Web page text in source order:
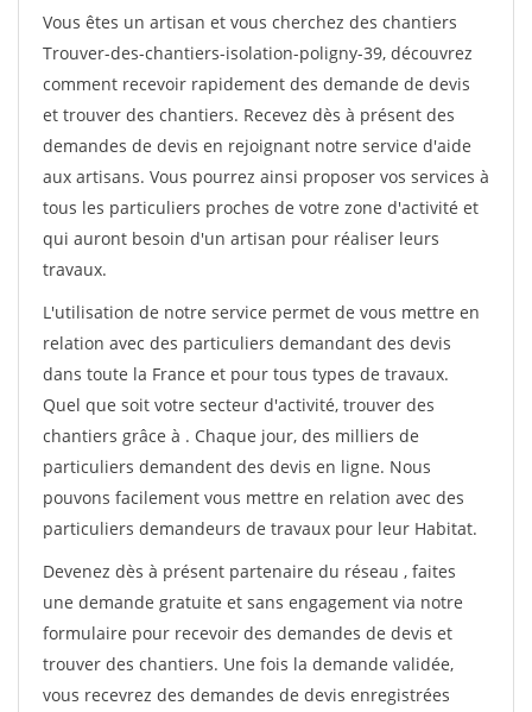
Vous êtes un artisan et vous cherchez des chantiers
Trouver-des-chantiers-isolation-poligny-39, découvrez
comment recevoir rapidement des demande de devis
et trouver des chantiers. Recevez dès à présent des
demandes de devis en rejoignant notre service d'aide
aux artisans. Vous pourrez ainsi proposer vos services à
tous les particuliers proches de votre zone d'activité et
qui auront besoin d'un artisan pour réaliser leurs
travaux.
L'utilisation de notre service permet de vous mettre en
relation avec des particuliers demandant des devis
dans toute la France et pour tous types de travaux.
Quel que soit votre secteur d'activité, trouver des
chantiers grâce à . Chaque jour, des milliers de
particuliers demandent des devis en ligne. Nous
pouvons facilement vous mettre en relation avec des
particuliers demandeurs de travaux pour leur Habitat.
Devenez dès à présent partenaire du réseau , faites
une demande gratuite et sans engagement via notre
formulaire pour recevoir des demandes de devis et
trouver des chantiers. Une fois la demande validée,
vous recevrez des demandes de devis enregistrées